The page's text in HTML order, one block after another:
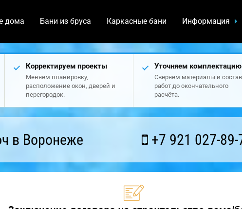
дома Бани из бруса Каркасные бани Информация
Корректируем проекты
Меняем планировку,
расположение окон, дверей и
перегородок.
Уточняем комплектацию
Сверяем материалы и состав
работ до окончательного
расчёта.
в Воронеже +7 921 027-89-